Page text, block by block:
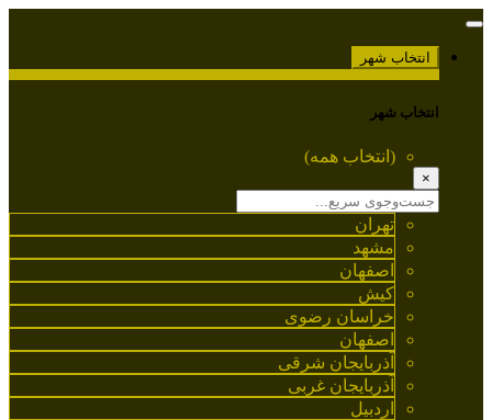
انتخاب شهر
انتخاب شهر
(انتخاب همه)
×
تهران
مشهد
اصفهان
کیش
خراسان رضوی
اصفهان
آذربایجان شرقی
آذربایجان غربی
اردبیل